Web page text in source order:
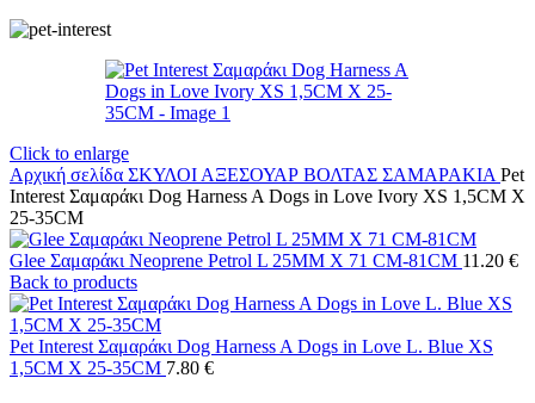
Click to enlarge
Αρχική σελίδα ΣΚΥΛΟΙ ΑΞΕΣΟΥΑΡ ΒΟΛΤΑΣ ΣΑΜΑΡΑΚΙΑ Pet
Interest Σαμαράκι Dog Harness A Dogs in Love Ivory XS 1,5CM X
25-35CM
Glee Σαμαράκι Neoprene Petrol L 25MM X 71 CM-81CM 11.20 €
Back to products
Pet Interest Σαμαράκι Dog Harness A Dogs in Love L. Blue XS
1,5CM X 25-35CM 7.80 €